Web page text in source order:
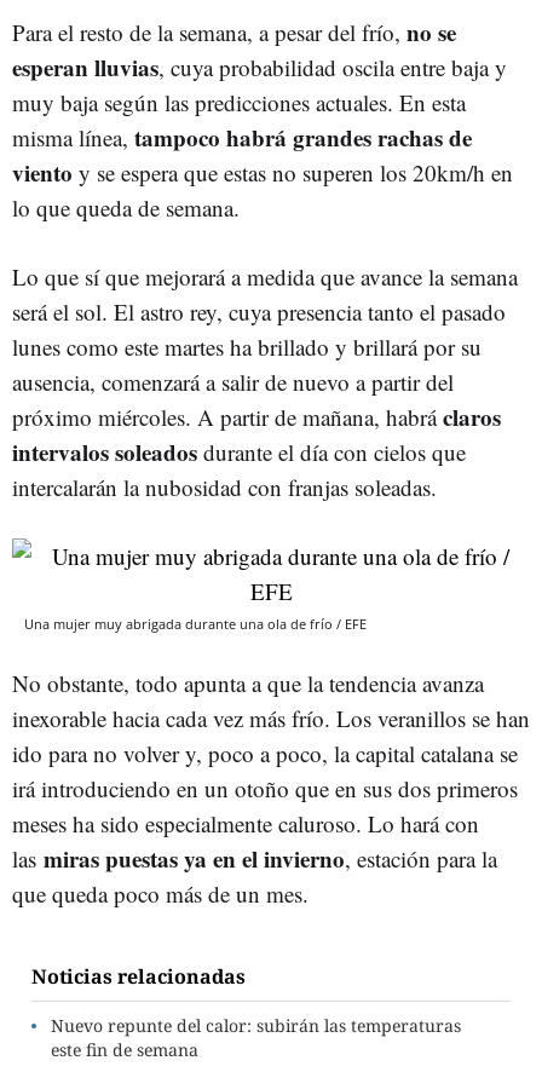
Para el resto de la semana, a pesar del frío, no se
esperan lluvias, cuya probabilidad oscila entre baja y
muy baja según las predicciones actuales. En esta
misma línea, tampoco habrá grandes rachas de
viento y se espera que estas no superen los 20km/h en
lo que queda de semana.
Lo que sí que mejorará a medida que avance la semana
será el sol. El astro rey, cuya presencia tanto el pasado
lunes como este martes ha brillado y brillará por su
ausencia, comenzará a salir de nuevo a partir del
próximo miércoles. A partir de mañana, habráclaros
intervalos soleados durante el día con cielos que
intercalarán la nubosidad con franjas soleadas.
Una mujer muy abrigada durante una ola de frío / EFE
No obstante, todo apunta a que la tendencia avanza
inexorable hacia cada vez más frío. Los veranillos se han
ido para no volver y, poco a poco, la capital catalana se
irá introduciendo en un otoño que en sus dos primeros
meses ha sido especialmente caluroso. Lo hará con
las miras puestas ya en el invierno, estación para la
que queda poco más de un mes.
Noticias relacionadas
Nuevo repunte del calor: subirán las temperaturas
este fin de semana